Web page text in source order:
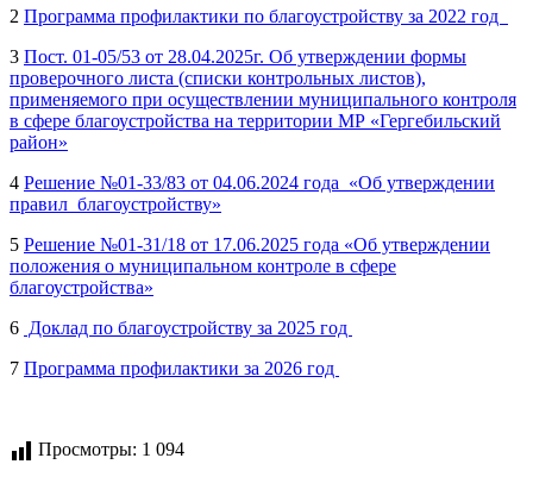
2 Программа профилактики по благоустройству за 2022 год
3 Пост. 01-05/53 от 28.04.2025г. Об утверждении формы
проверочного листа (списки контрольных листов),
применяемого при осуществлении муниципального контроля
в сфере благоустройства на территории МР «Гергебильский
район»
4 Решение №01-33/83 от 04.06.2024 года «Об утверждении
правил благоустройству»
5 Решение №01-31/18 от 17.06.2025 года «Об утверждении
положения о муниципальном контроле в сфере
благоустройства»
6 Доклад по благоустройству за 2025 год
7 Программа профилактики за 2026 год
Просмотры: 1 094